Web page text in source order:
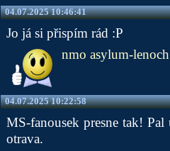
04.07.2025 10:46:41
Jo já si přispím rád :P
nmo asylum-lenoch
04.07.2025 10:22:58
MS-fanousek presne tak!
otrava.